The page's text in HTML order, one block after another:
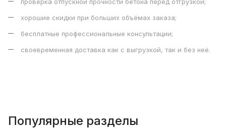
проверка отпускной прочности бетона перед отгрузкой;
хорошие скидки при больших объёмах заказа;
бесплатные профессиональные консультации;
своевременная доставка как с выгрузкой, так и без неё.
Популярные разделы